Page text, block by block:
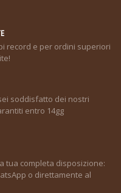
record e per ordini superiori
soddisfatto dei nostri
entro 14gg
tua completa disposizione:
o direttamente al